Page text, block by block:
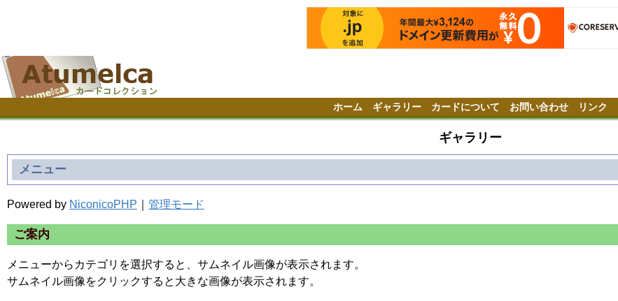
ホーム ギャラリー カードについて お問い合わせ リンク
ギャラリー
メニュー
Powered by NiconicoPHP 管理モード
ご案内
メニューからカテゴリを選択すると、サムネイル画像が表示されます。
サムネイル画像をクリックすると大きな画像が表示されます。